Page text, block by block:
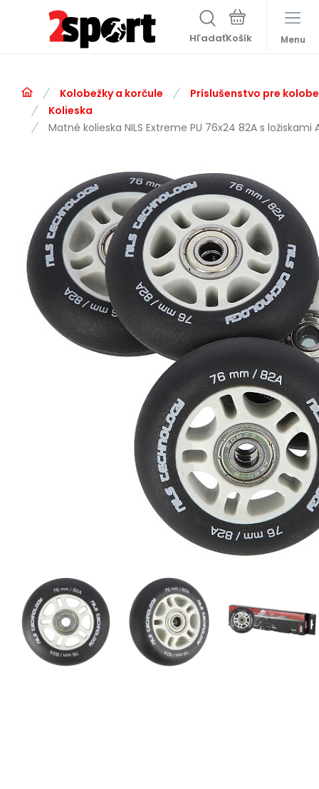
Hľadať Menu
Kolobežky a korčule
Príslušenstvo pre
Kolieska
Matné kolieska NILS Extreme PU 76x24 82A s ložiskami